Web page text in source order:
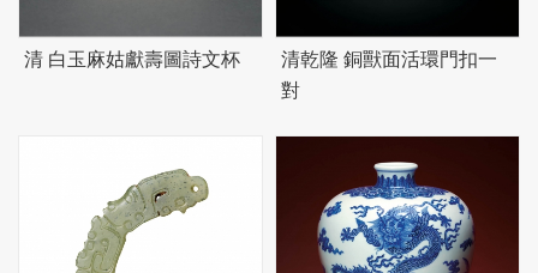
清 白玉麻姑獻壽圖詩文杯
清乾隆 銅獸面活環門扣一
對